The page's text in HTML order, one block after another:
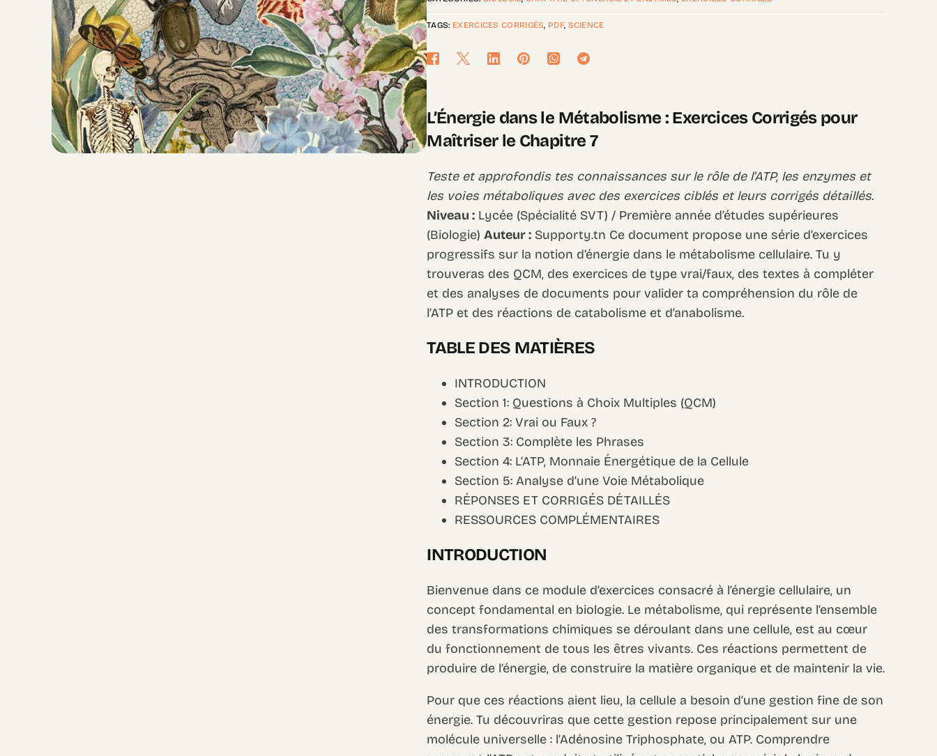
TAGS: EXERCICES CORRIGÉS PDF, SCIENCE
L’Énergie dans le Métabolisme : Exercices Corrigés pour
Maîtriser le Chapitre 7
Teste et approfondis tes connaissances sur le rôle de l’ATP, les enzymes et
les voies métaboliques avec des exercices ciblés et leurs corrigés détaillés.
Niveau : Lycée (Spécialité SVT) / Première année d’études supérieures
(Biologie)Auteur : Supporty.tn Ce document propose une série d’exercices
progressifs sur la notion d’énergie dans le métabolisme cellulaire. Tu y
trouveras des QCM, des exercices de type vrai/faux, des textes à compléter
et des analyses de documents pour valider ta compréhension du rôle de
l’ATP et des réactions de catabolisme et d’anabolisme.
TABLE DES MATIÈRES
INTRODUCTION
Section 1: Questions à Choix Multiples (QCM)
Section 2: Vrai ou Faux ?
Section 3: Complète les Phrases
Section 4: L’ATP, Monnaie Énergétique de la Cellule
Section 5: Analyse d’une Voie Métabolique
RÉPONSES ET CORRIGÉS DÉTAILLÉS
RESSOURCES COMPLÉMENTAIRES
INTRODUCTION
Bienvenue dans ce module d’exercices consacré à l’énergie cellulaire, un
concept fondamental en biologie. Le métabolisme, qui représente l’ensemble
des transformations chimiques se déroulant dans une cellule, est au cœur
du fonctionnement de tous les êtres vivants. Ces réactions permettent de
produire de l’énergie, de construire la matière organique et de maintenir la vie.
Pour que ces réactions aient lieu, la cellule a besoin d’une gestion fine de son
énergie. Tu découvriras que cette gestion repose principalement sur une
molécule universelle : l’Adénosine Triphosphate, ou ATP. Comprendre